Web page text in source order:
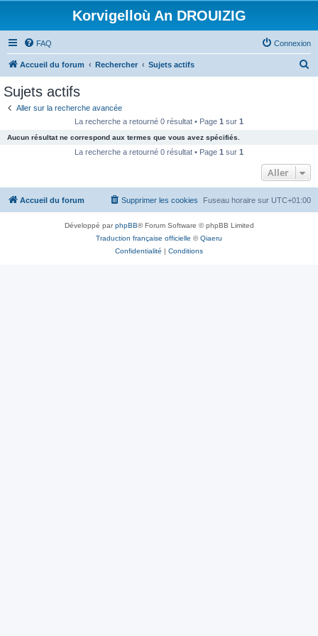
Korvigelloù An DROUIZIG
FAQ Connexion
Accueil du forum Rechercher Sujets actifs
c
e
Sujets actifs
Aller sur la recherche avancée
La recherche a retourné 0 résultat • Page 1 sur 1
Aucun résultat ne correspond aux termes que vous avez spécifiés.
La recherche a retourné 0 résultat • Page 1 sur 1
Aller
Accueil du forum Fuseau horaire sur UTC+01:00
Supprimer les cookies
Développé parphpBB® Forum Software © phpBB Limited
Traduction française officielle ©Qiaeru
Confidentialité | Conditions